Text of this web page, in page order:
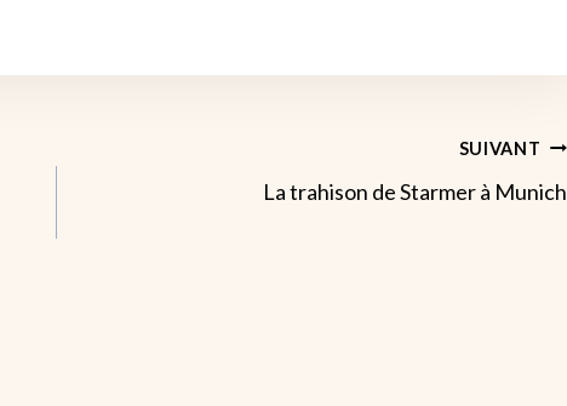
SUIVANT
La trahison de Starmer à Munich